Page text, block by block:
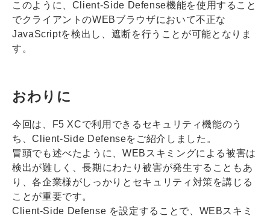
このように、Client-Side Defense機能を使用すること
でクライアントのWEBブラウザにおいて不正な
JavaScriptを検出し、遮断を行うことが可能となりま
す。
おわりに
今回は、F5 XCで利用できるセキュリティ機能のう
ち、Client-Side Defenseをご紹介しました。
冒頭でも述べたように、WEBスキミングによる被害は
検出が難しく、長期にわたり被害が発生することもあ
り、各企業様がしっかりとセキュリティ対策を講じる
ことが重要です。
Client-Side Defense を設定することで、WEBスキミ